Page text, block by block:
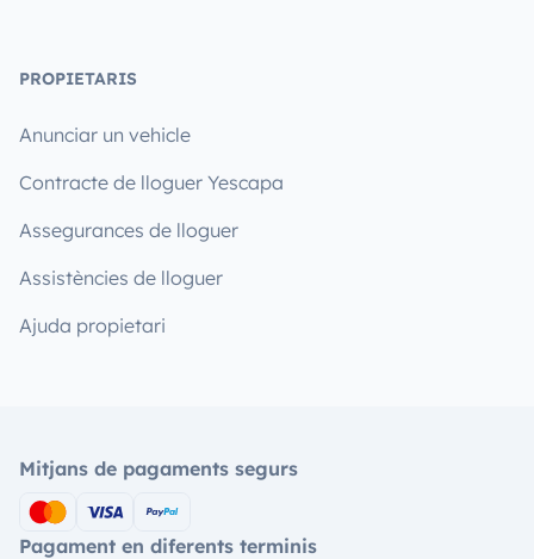
PROPIETARIS
Anunciar un vehicle
Contracte de lloguer Yescapa
Assegurances de lloguer
Assistències de lloguer
Ajuda propietari
Mitjans de pagaments segurs
Pagament en diferents terminis